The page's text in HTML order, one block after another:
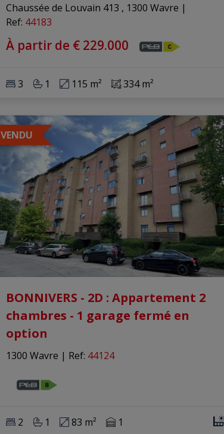
Chaussée de Louvain 413 , 1300 Wavre |
Ref: 44183
À partir de € 229.000
3 1 115 m² 334 m²
VENDU
BONNIVERS - 2D : Appartement 2
chambres - 1 garage fermé en
option
1300 Wavre | Ref: 44124
2 1 83 m² 1